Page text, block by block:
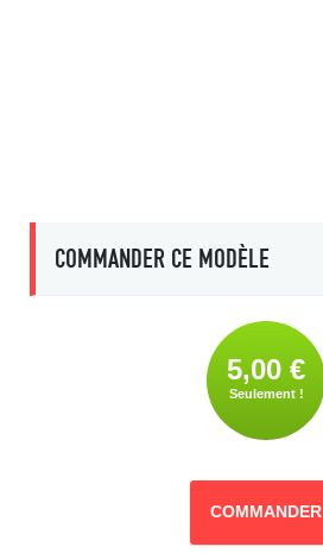
COMMANDER CE MODÈLE
5,00 €
Seulement !
COMMANDER